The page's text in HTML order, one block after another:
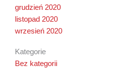
grudzień 2020
listopad 2020
wrzesień 2020
Kategorie
Bez kategorii